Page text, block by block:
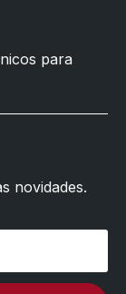
para
novidades.